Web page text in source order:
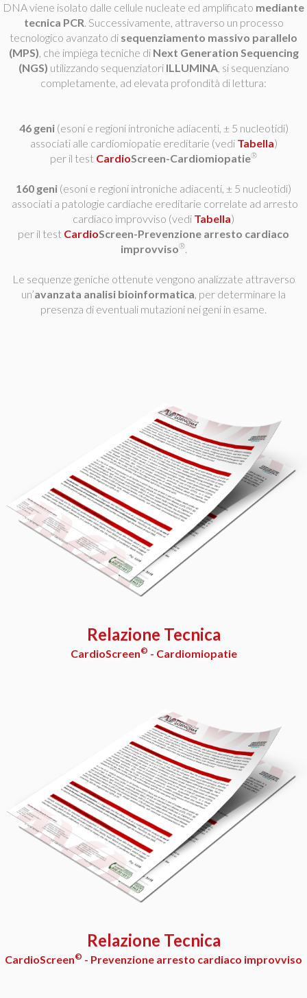
DNA viene isolato dalle cellule nucleate ed amplificato mediante
tecnica PCR. Successivamente, attraverso un processo
tecnologico avanzato di sequenziamento massivo parallelo
(MPS), che impiega tecniche di Next Generation Sequencing
(NGS) utilizzando sequenziatori ILLUMINA, si sequenziano
completamente, ad elevata profondità di lettura:
46 geni(esoni e regioni introniche adiacenti, ± 5 nucleotidi)
associati alle cardiomiopatie ereditarie (vedi Tabella)
per il test CardioScreen-Cardiomiopatie®
160 geni (esoni e regioni introniche adiacenti, ± 5 nucleotidi)
associati a patologie cardiache ereditarie correlate ad arresto
cardiaco improvviso (vedi Tabella)
per il test CardioScreen-Prevenzione arresto cardiaco
improvviso®.
Le sequenze geniche ottenute vengono analizzate attraverso
un’avanzata analisi bioinformatica, per determinare la
presenza di eventuali mutazioni nei geni in esame.
Relazione Tecnica
CardioScreen© - Cardiomiopatie
Relazione Tecnica
CardioScreen© - Prevenzione arresto cardiaco improvviso